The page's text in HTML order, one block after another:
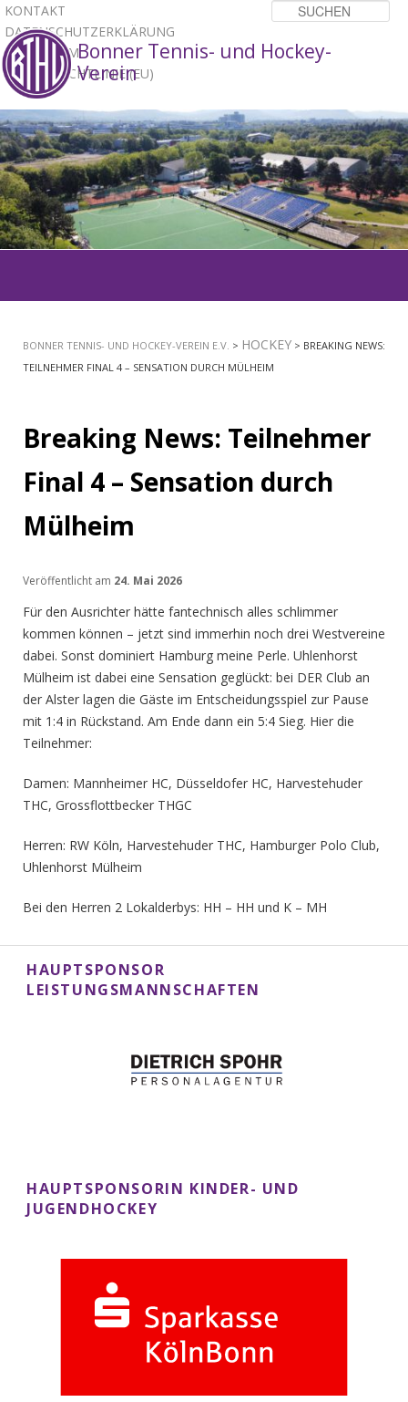
KONTAKT
DATENSCHUTZERKLÄRUNG
IMPRESSUM
COOKIE-RICHTLINIE (EU)
Bonner Tennis- und Hockey-
Verein
1 2 3
INHALT
BONNER TENNIS- UND HOCKEY-VEREIN E.V. > HOCKEY > BREAKING NEWS:
TEILNEHMER FINAL 4 – SENSATION DURCH MÜLHEIM
Breaking News: Teilnehmer
Final 4 – Sensation durch
Mülheim
Veröffentlicht am 24. Mai 2026
Für den Ausrichter hätte fantechnisch alles schlimmer
kommen können – jetzt sind immerhin noch drei Westvereine
dabei. Sonst dominiert Hamburg meine Perle. Uhlenhorst
Mülheim ist dabei eine Sensation geglückt: bei DER Club an
der Alster lagen die Gäste im Entscheidungsspiel zur Pause
mit 1:4 in Rückstand. Am Ende dann ein 5:4 Sieg. Hier die
Teilnehmer:
Damen: Mannheimer HC, Düsseldofer HC, Harvestehuder
THC, Grossflottbecker THGC
Herren: RW Köln, Harvestehuder THC, Hamburger Polo Club,
Uhlenhorst Mülheim
Bei den Herren 2 Lokalderbys: HH – HH und K – MH
HAUPTSPONSOR
LEISTUNGSMANNSCHAFTEN
HAUPTSPONSORIN KINDER- UND
JUGENDHOCKEY